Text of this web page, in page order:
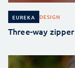
EUREKA DESIGN
Three-way zipper